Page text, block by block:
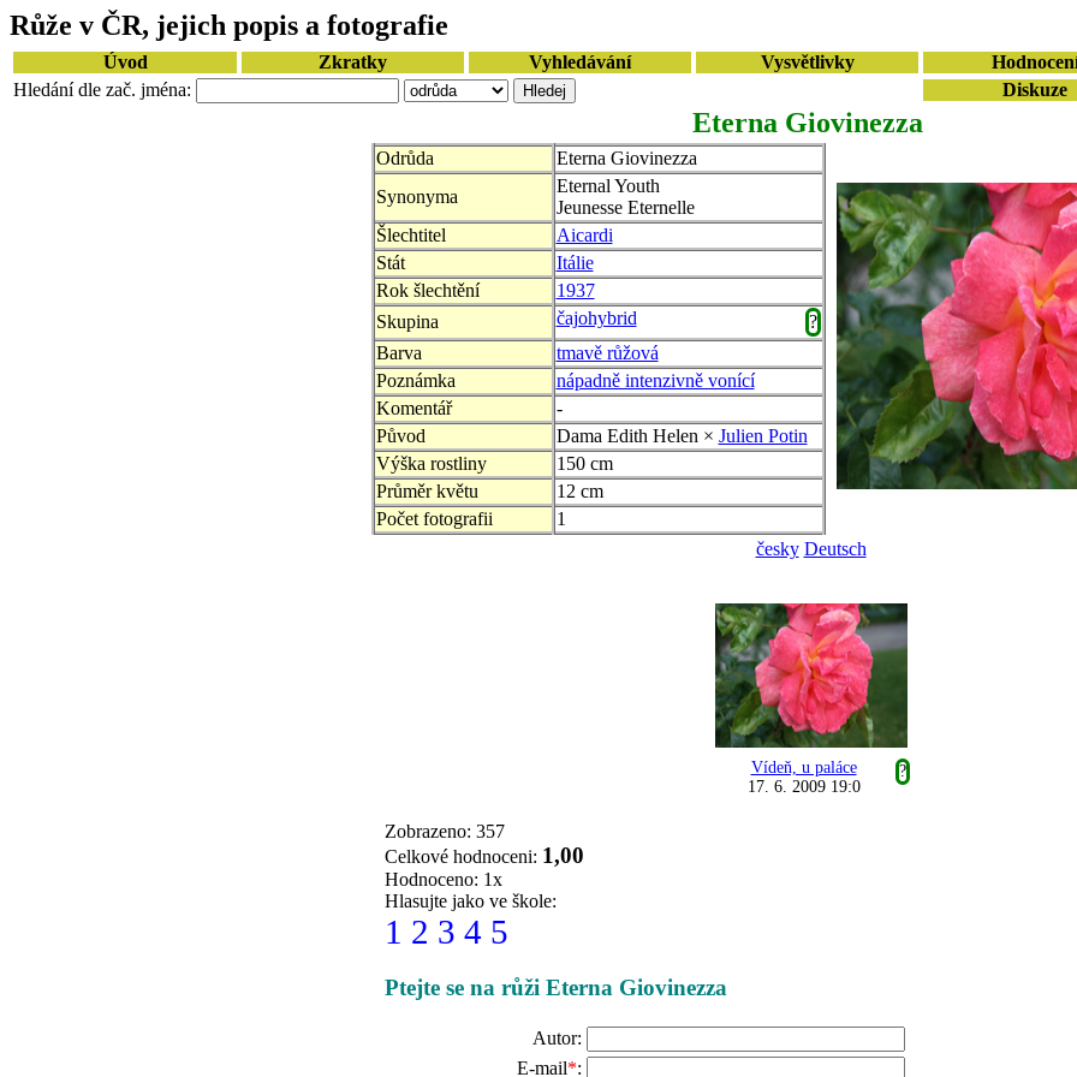
Růže v ČR, jejich popis a fotografie
Úvod Zkratky Vyhledávání Vysvětlivky
Hledání dle zač. jména:
Diskuze
Eterna Giovinezza
Odrůda
Eterna Giovinezza
Synonyma
Eternal Youth
Jeunesse Eternelle
Šlechtitel
Aicardi
Stát
Itálie
Rok šlechtění
1937
Skupina
čajohybrid
?
Barva
tmavě růžová
Poznámka
nápadně intenzivně vonící
Komentář
-
Původ
Dama Edith Helen × Julien Potin
Výška rostliny
150 cm
Průměr květu
12 cm
Počet fotografii
1
česky Deutsch
Vídeň, u paláce
?
17. 6. 2009 19:0
Zobrazeno: 357
Celkové hodnoceni: 1,00
Hodnoceno: 1x
Hlasujte jako ve škole:
1 2 3 4 5
Ptejte se na růži Eterna Giovinezza
Autor:
E-mail*: